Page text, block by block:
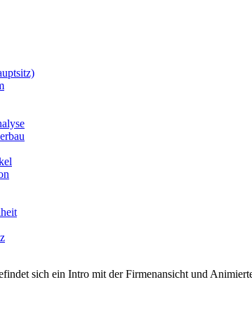
sich ein Intro mit der Firmenansicht und